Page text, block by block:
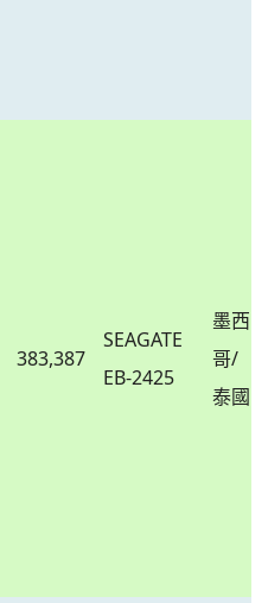
383,387
SEAGATE
EB-2425
墨西
哥/
泰國